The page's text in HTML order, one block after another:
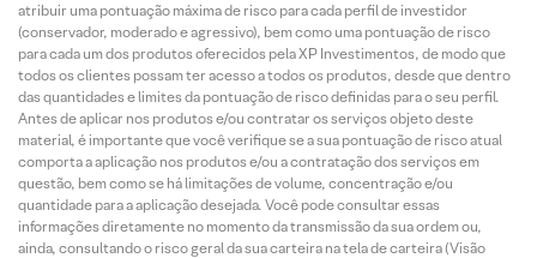
atribuir uma pontuação máxima de risco para cada perfil de investidor
(conservador, moderado e agressivo), bem como uma pontuação de risco
para cada um dos produtos oferecidos pela XP Investimentos, de modo que
todos os clientes possam ter acesso a todos os produtos, desde que dentro
das quantidades e limites da pontuação de risco definidas para o seu perfil.
Antes de aplicar nos produtos e/ou contratar os serviços objeto deste
material, é importante que você verifique se a sua pontuação de risco atual
comporta a aplicação nos produtos e/ou a contratação dos serviços em
questão, bem como se há limitações de volume, concentração e/ou
quantidade para a aplicação desejada. Você pode consultar essas
informações diretamente no momento da transmissão da sua ordem ou,
ainda, consultando o risco geral da sua carteira na tela de carteira (Visão